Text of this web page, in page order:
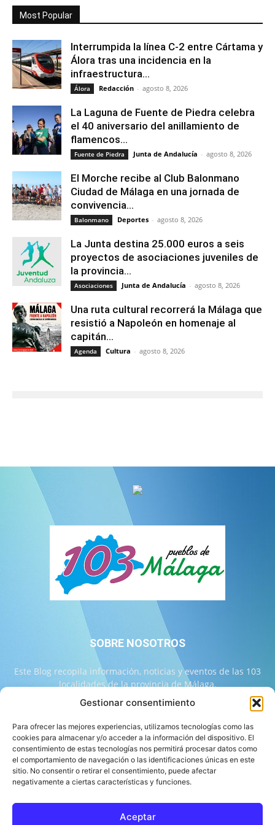
Gestionar consentimiento
Para ofrecer las mejores experiencias, utilizamos tecnologías como las
cookies para almacenar y/o acceder a la información del dispositivo. El
consentimiento de estas tecnologías nos permitirá procesar datos como
el comportamiento de navegación o las identificaciones únicas en este
sitio. No consentir o retirar el consentimiento, puede afectar
negativamente a ciertas características y funciones.
Aceptar
Most Popular
Interrumpida la línea C-2 entre Cártama y
Álora tras una incidencia en la
infraestructura...
Álora Redacción - agosto 8, 2026
La Laguna de Fuente de Piedra celebra
el 40 aniversario del anillamiento de
flamencos...
Fuente de Piedra Junta de Andalucía - agosto 8, 2026
El Morche recibe al Club Balonmano
Ciudad de Málaga en una jornada de
convivencia...
Balonmano Deportes - agosto 8, 2026
La Junta destina 25.000 euros a seis
proyectos de asociaciones juveniles de
la provincia...
Asociaciones Junta de Andalucía - agosto 8, 2026
Una ruta cultural recorrerá la Málaga que
resistió a Napoleón en homenaje al
capitán...
Agenda Cultura - agosto 8, 2026
SOBRE NOSOTROS
Este Blog recopila información, noticias y eventos de las 103
localidades de la provincia de Málaga.
Contáctanos: info@103malaga.com
SÍGUENOS